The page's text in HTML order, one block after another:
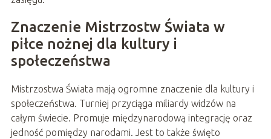
Znaczenie Mistrzostw Świata w
piłce nożnej dla kultury i
społeczeństwa
Mistrzostwa Świata mają ogromne znaczenie dla kultury i
społeczeństwa. Turniej przyciąga miliardy widzów na
całym świecie. Promuje międzynarodową integrację oraz
jedność pomiędzy narodami. Jest to także święto